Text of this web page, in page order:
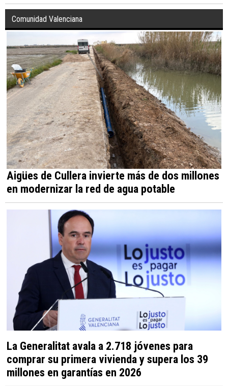
Comunidad Valenciana
Aigües de Cullera invierte más de dos millones
en modernizar la red de agua potable
La Generalitat avala a 2.718 jóvenes para
comprar su primera vivienda y supera los 39
millones en garantías en 2026